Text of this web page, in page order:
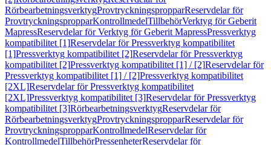
RörbearbetningsverktygProvtryckningspropparReservdelar för
ProvtryckningspropparKontrollmedelTillbehörVerktyg för Geberit
MapressReservdelar för Verktyg för Geberit MapressPressverktyg
kompatibilitet [1]Reservdelar för Pressverktyg kompatibilitet
[1]Pressverktyg kompatibilitet [2]Reservdelar för Pressverktyg
kompatibilitet [2]Pressverktyg kompatibilitet [1] / [2]Reservdelar för
Pressverktyg kompatibilitet [1] / [2]Pressverktyg kompatibilitet
[2XL]Reservdelar för Pressverktyg kompatibilitet
[2XL]Pressverktyg kompatibilitet [3]Reservdelar för Pressverktyg
kompatibilitet [3]RörbearbetningsverktygReservdelar för
RörbearbetningsverktygProvtryckningspropparReservdelar för
ProvtryckningspropparKontrollmedelReservdelar för
KontrollmedelTillbehörPressenheterReservdelar för